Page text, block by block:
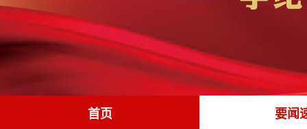
首页 要闻